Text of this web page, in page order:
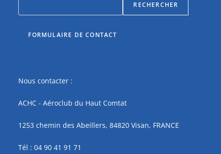
RECHERCHER
FORMULAIRE DE CONTACT
Nous contacter :
ACHC - Aéroclub du Haut Comtat
1253 chemin des Abeillers, 84820 Visan, FRANCE
Tél : 04 90 41 91 71